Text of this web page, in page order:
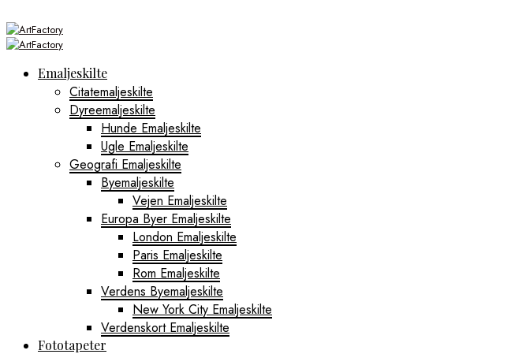
Emaljeskilte
Citatemaljeskilte
Dyreemaljeskilte
Hunde Emaljeskilte
Ugle Emaljeskilte
Geografi Emaljeskilte
Byemaljeskilte
Vejen Emaljeskilte
Europa Byer Emaljeskilte
London Emaljeskilte
Paris Emaljeskilte
Rom Emaljeskilte
Verdens Byemaljeskilte
New York City Emaljeskilte
Verdenskort Emaljeskilte
Fototapeter